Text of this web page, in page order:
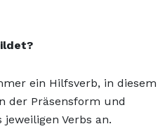
ein Hilfsverb, in diesem
der Präsensform und
Verbs an.